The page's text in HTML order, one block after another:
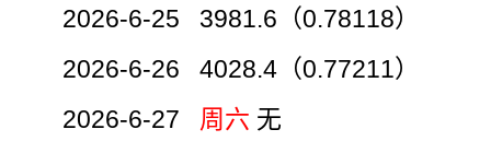
2026-6-25 3981.6（0.78118）
2026-6-26 4028.4（0.77211）
2026-6-27 周六 无